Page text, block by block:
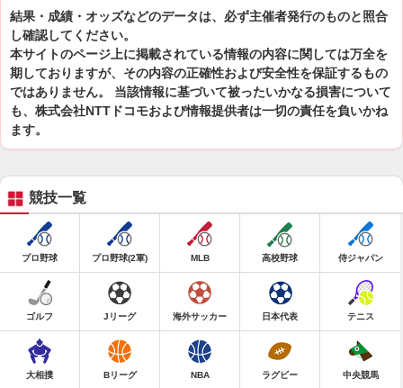
結果・成績・オッズなどのデータは、必ず主催者発行のものと照合
し確認してください。
本サイトのページ上に掲載されている情報の内容に関しては万全を
期しておりますが、その内容の正確性および安全性を保証するもの
ではありません。 当該情報に基づいて被ったいかなる損害について
も、株式会社NTTドコモおよび情報提供者は一切の責任を負いかね
ます。
競技一覧
プロ野球 プロ野球(2軍) MLB 高校野球 侍ジャパン
ゴルフ Jリーグ 海外サッカー 日本代表 テニス
大相撲 Bリーグ NBA ラグビー 中央競馬